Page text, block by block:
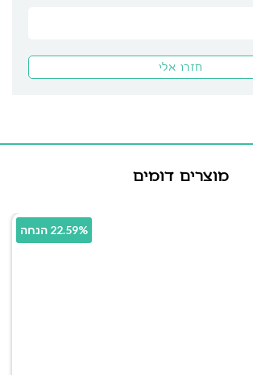
מוצרים דומים
22.59% הנחה